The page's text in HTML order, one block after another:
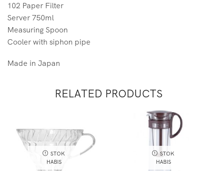
102 Paper Filter
Server 750ml
Measuring Spoon
Cooler with siphon pipe
Made in Japan
RELATED PRODUCTS
STOK
HABIS
STOK
HABIS